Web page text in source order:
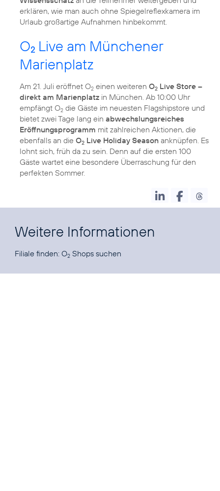
erklären, wie man auch ohne Spiegelreflexkamera im
Urlaub großartige Aufnahmen hinbekommt.
O2 Live am Münchener
Marienplatz
Am 21. Juli eröffnet O2 einen weiteren O2 Live Store –
direkt am Marienplatz in München. Ab 10:00 Uhr
empfängt O2 die Gäste im neuesten Flagshipstore und
bietet zwei Tage lang ein abwechslungsreiches
Eröffnungsprogramm mit zahlreichen Aktionen, die
ebenfalls an die O2 Live Holiday Season anknüpfen. Es
lohnt sich, früh da zu sein. Denn auf die ersten 100
Gäste wartet eine besondere Überraschung für den
perfekten Sommer.
Weitere Informationen
Filiale finden: O2 Shops suchen